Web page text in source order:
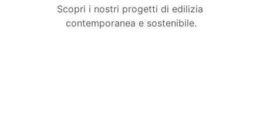
Scopri i nostri progetti di edilizia
contemporanea e sostenibile.